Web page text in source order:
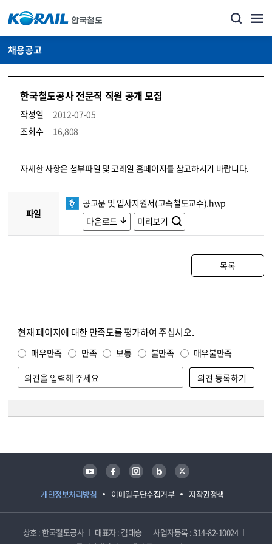
채용공고
한국철도공사 전문직 직원 공개 모집
작성일
2012-07-05
조회수
16,808
코레일소개_경영공시_채용공고 상세보기 – 내용, 파일, 담당자 연락처로 구성
자세한 사항은 첨부파일 및 코레일 홈페이지를 참고하시기 바랍니다.
파일
공고문 및 입사지원서(고속철도교수).hwp
다운로드
미리보기
목록
현재 페이지에 대한 만족도를 평가하여 주십시오.
매우만족 만족 보통 불만족 매우불만족
개인정보처리방침 이메일무단수집거부 저작권정책
유튜브 페이스북 인스타그램 블로그 트위터
상호 : 한국철도공사 대표자 : 김태승
사업자등록 : 314-82-10024